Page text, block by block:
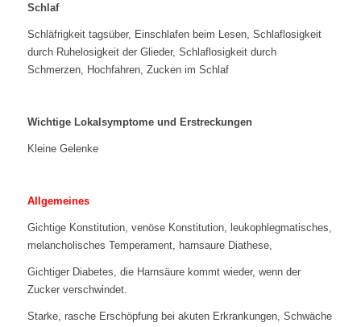
Schlaf
Schläfrigkeit tagsüber, Einschlafen beim Lesen, Schlaflosigkeit
durch Ruhelosigkeit der Glieder, Schlaflosigkeit durch
Schmerzen, Hochfahren, Zucken im Schlaf
Wichtige Lokalsymptome und Erstreckungen
Kleine Gelenke
Allgemeines
Gichtige Konstitution, venöse Konstitution, leukophlegmatisches,
melancholisches Temperament, harnsaure Diathese,
Gichtiger Diabetes, die Harnsäure kommt wieder, wenn der
Zucker verschwindet.
Starke, rasche Erschöpfung bei akuten Erkrankungen, Schwäche